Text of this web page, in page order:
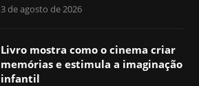
3 de agosto de 2026
Livro mostra como o cinema criar
memórias e estimula a imaginação
infantil